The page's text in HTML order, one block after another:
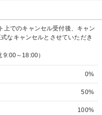
上でのキャンセル受付後、キャン
なキャンセルとさせていただき
9:00～18:00）
0%
50%
100%